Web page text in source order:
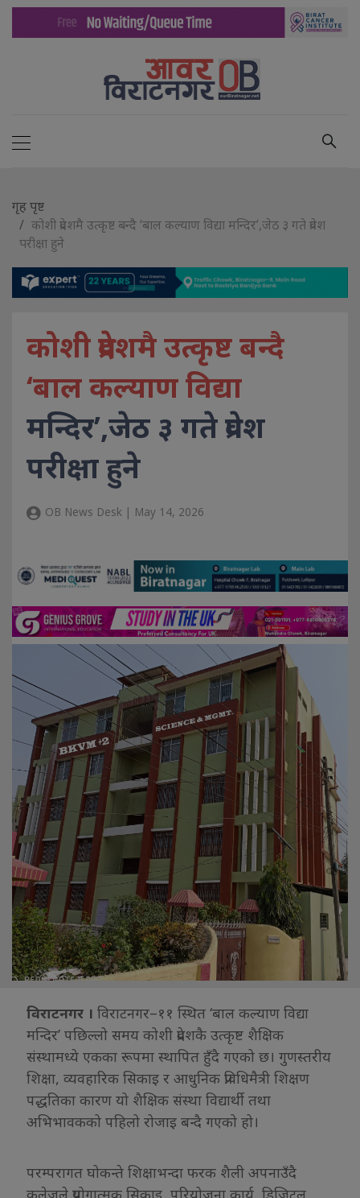
गृह पृष्ट
कोशी प्रदेशमै उत्कृष्ट बन्दै ‘बाल कल्याण विद्या मन्दिर’,जेठ ३ गते प्रवेश
परीक्षा हुने
कोशी प्रदेशमै उत्कृष्ट बन्दै
‘बाल कल्याण विद्या
मन्दिर’,जेठ ३ गते प्रवेश
परीक्षा हुने
OB News Desk | May 14, 2026
विराटनगर । विराटनगर–११ स्थित ‘बाल कल्याण विद्या
मन्दिर’ पछिल्लो समय कोशी प्रदेशकै उत्कृष्ट शैक्षिक
संस्थामध्ये एकका रूपमा स्थापित हुँदै गएको छ। गुणस्तरीय
शिक्षा, व्यवहारिक सिकाइ र आधुनिक प्रविधिमैत्री शिक्षण
पद्धतिका कारण यो शैक्षिक संस्था विद्यार्थी तथा
अभिभावकको पहिलो रोजाइ बन्दै गएको हो।
परम्परागत घोकन्ते शिक्षाभन्दा फरक शैली अपनाउँदै
कलेजले प्रयोगात्मक सिकाइ, परियोजना कार्य, डिजिटल